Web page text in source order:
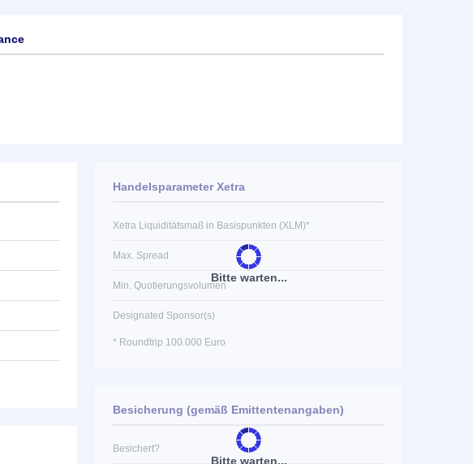
Bitte warten...
Handelsparameter Xetra
Xetra Liquiditätsmaß in Basispunkten (XLM)*
Max. Spread
Min. Quotierungsvolumen
Designated Sponsor(s)
* Roundtrip 100.000 Euro
Bitte warten...
Besicherung (gemäß Emittentenangaben)
Besichert?